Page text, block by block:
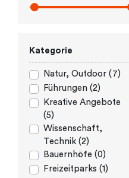
Kategorie
Natur, Outdoor (7)
Führungen (2)
Kreative Angebote
(5)
Wissenschaft,
Technik (2)
Bauernhöfe (0)
Freizeitparks (1)